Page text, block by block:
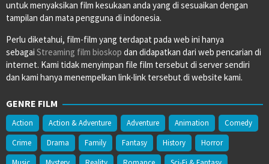
untuk menyaksikan film kesukaan anda yang di sesuaikan dengan
tampilan dan mata pengguna di indonesia.
Perlu diketahui, film-film yang terdapat pada web ini hanya
sebagai Streaming film bioskop dan didapatkan dari web pencarian di
internet. Kami tidak menyimpan file film tersebut di server sendiri
dan kami hanya menempelkan link-link tersebut di website kami.
GENRE FILM
Action Action & Adventure Adventure Animation
Comedy
Crime
Drama Family Fantasy History
Horror